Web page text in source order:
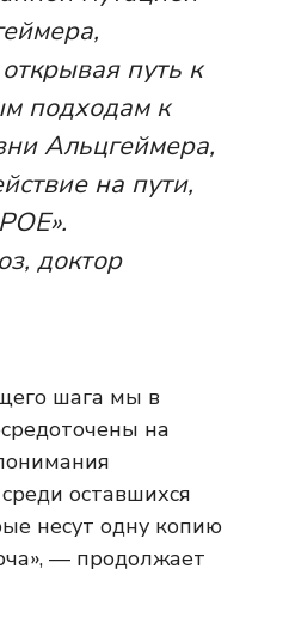
путь к
подходам к
Альцгеймера,
на пути,
доктор
шага мы в
на
оставшихся
несут одну копию
— продолжает